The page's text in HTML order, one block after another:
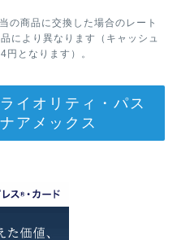
の商品に交換した場合のレート
により異なります（キャッシュ
となります）。
イオリティ・パス
アメックス